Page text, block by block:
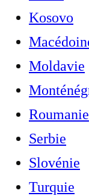
Kosovo
Moldavie
Roumanie
Serbie
Slovénie
Turquie